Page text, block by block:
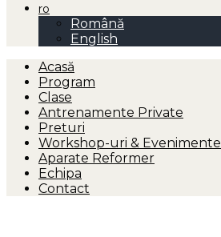
ro
Română
English
Acasă
Program
Clase
Antrenamente Private
Preturi
Workshop-uri & Evenimente
Aparate Reformer
Echipa
Contact